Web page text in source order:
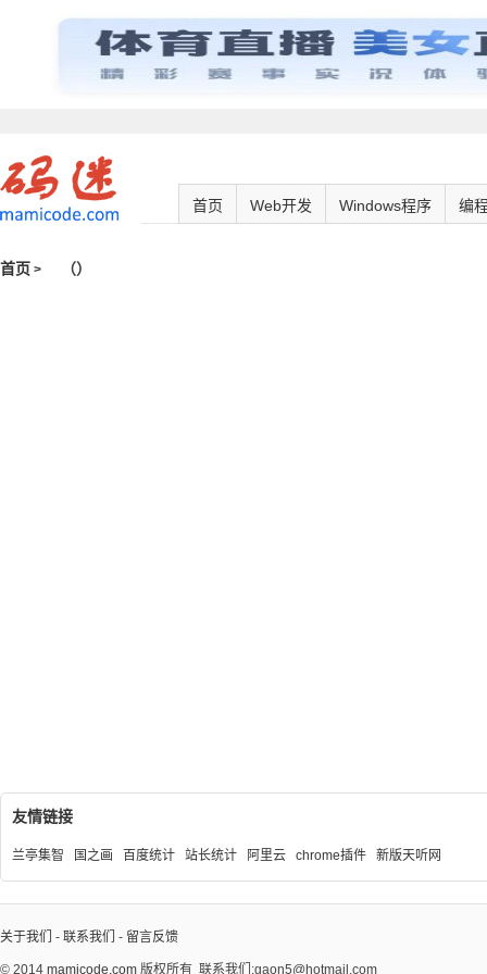
首页 Web开发 Windows程序 编
首页 > （）
友情链接
兰亭集智 国之画 百度统计 站长统计 阿里云 chrome插件 新版天听网
关于我们 - 联系我们 - 留言反馈
© 2014 mamicode.com 版权所有 联系我们:gaon5@hotmail.com